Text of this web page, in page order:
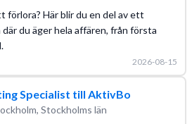
förlora? Här blir du en del av ett
du äger hela affären, från första
2026-08-15
Specialist till AktivBo
Stockholms län